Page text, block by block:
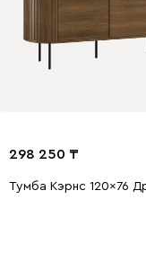
298 250
Тумба Кэрнс 120x76